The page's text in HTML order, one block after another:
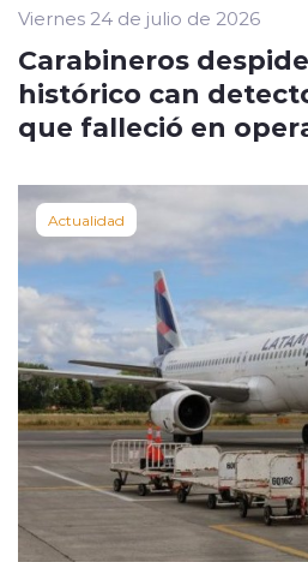
Viernes 24 de julio de 2026
Carabineros
histórico can
que falleció en
Actualidad